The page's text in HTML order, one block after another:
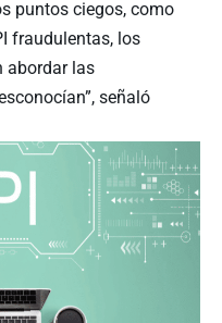
puntos ciegos, como
fraudulentas, los
abordar las
señaló